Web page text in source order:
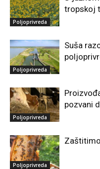
Poljoprivreda
tropskoj
Poljoprivreda
Suša
Poljoprivreda
pozvani
Poljoprivreda